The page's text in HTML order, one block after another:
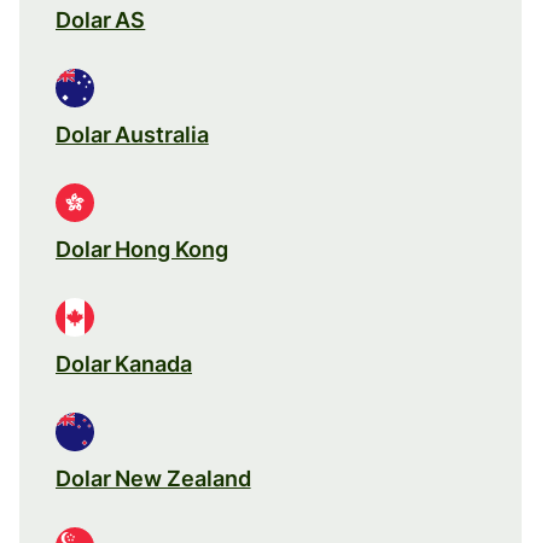
Dolar AS
Dolar Australia
Dolar Hong Kong
Dolar Kanada
Dolar New Zealand